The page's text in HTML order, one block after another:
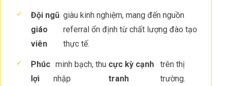
✓
Đội ngũ
giáo
viên
giàu kinh nghiệm, mang đến nguồn
referral ổn định từ chất lượng đào tạo
thực tế.
✓
Phúc
lợi
minh bạch, thu
nhập
cực kỳ cạnh
tranh
trên thị
trường.